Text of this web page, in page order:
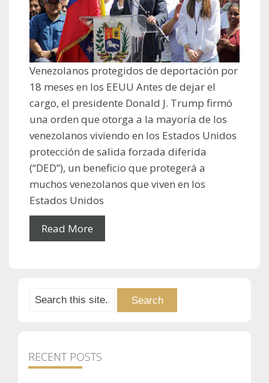
Venezolanos protegidos de deportación por
18 meses en los EEUU Antes de dejar el
cargo, el presidente Donald J. Trump firmó
una orden que otorga a la mayoría de los
venezolanos viviendo en los Estados Unidos
protección de salida forzada diferida
(“DED”), un beneficio que protegerá a
muchos venezolanos que viven en los
Estados Unidos
Read More
RECENT POSTS